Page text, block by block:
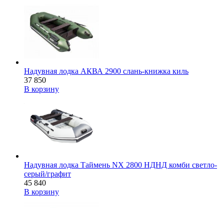
Надувная лодка АКВА 2900 слань-книжка киль
37 850
В корзину
Надувная лодка Таймень NX 2800 НДНД комби светло-
серый/графит
45 840
В корзину